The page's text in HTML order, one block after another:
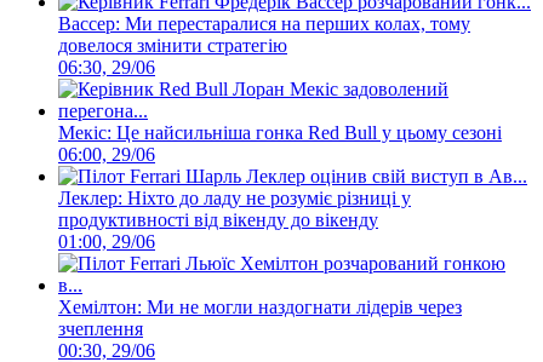
Вассер: Ми перестаралися на перших колах, тому
довелося змінити стратегію
06:30, 29/06
Мекіс: Це найсильніша гонка Red Bull у цьому сезоні
06:00, 29/06
Леклер: Ніхто до ладу не розуміє різниці у
продуктивності від вікенду до вікенду
01:00, 29/06
Хемілтон: Ми не могли наздогнати лідерів через
зчеплення
00:30, 29/06